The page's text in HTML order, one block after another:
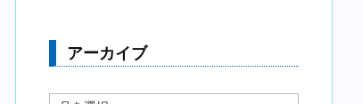
アーカイブ